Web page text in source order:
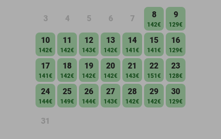
3 4 5 6 7 8
142€
9
129€
10
142€
11
142€
12
143€
13
142€
14
141€
15
141€
16
129€
17
141€
18
142€
19
142€
20
142€
21
143€
22
151€
23
128€
24
144€
25
149€
26
144€
27
143€
28
142€
29
142€
30
129€
31